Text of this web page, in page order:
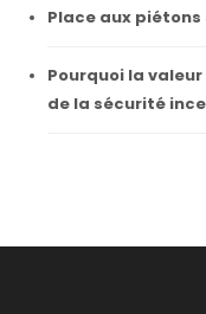
Place aux
Pourquoi la
de la sécurité